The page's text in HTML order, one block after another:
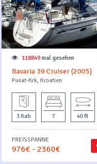
118849mal gesehen
Bavaria 39 Cruiser (2005)
Punat-Krk, Kroatien
3 Kab 7 40 ft
PREISSPANNE
976€ - 2360€